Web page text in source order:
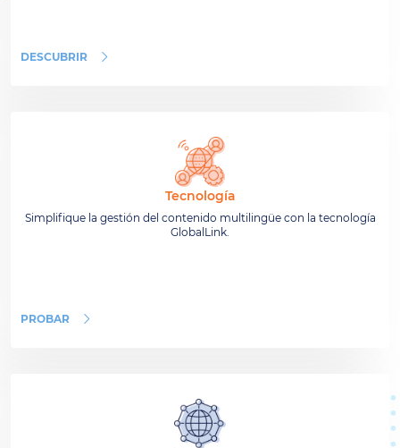
DESCUBRIR
Tecnología
Simplifique la gestión del contenido multilingüe con la tecnología
GlobalLink.
PROBAR